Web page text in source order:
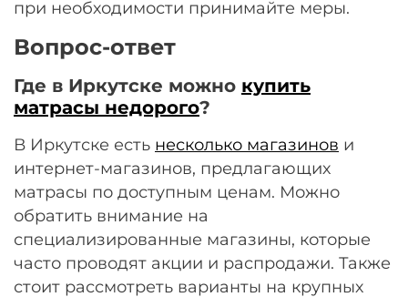
при необходимости принимайте меры.
Вопрос-ответ
Где в Иркутске можно купить
матрасы недорого?
В Иркутске есть несколько магазинов и
интернет-магазинов, предлагающих
матрасы по доступным ценам. Можно
обратить внимание на
специализированные магазины, которые
часто проводят акции и распродажи. Также
стоит рассмотреть варианты на крупных